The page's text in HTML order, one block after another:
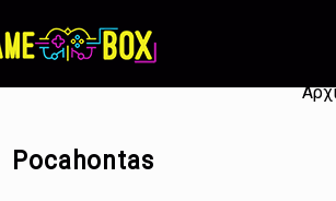
Pocahontas